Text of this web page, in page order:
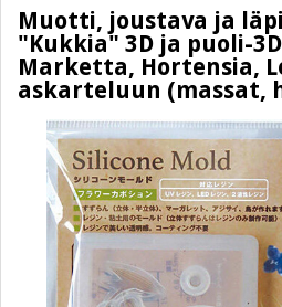
Muotti, joustava ja
"Kukkia" 3D ja puoli-
Marketta, Hortensia,
askarteluun (massat,